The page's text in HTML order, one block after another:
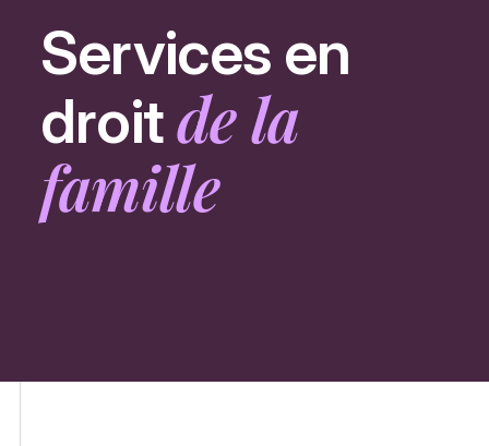
Services en
droitde la
famille